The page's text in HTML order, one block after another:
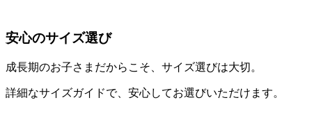
安心のサイズ選び
成長期のお子さまだからこそ、サイズ選びは大切。
詳細なサイズガイドで、安心してお選びいただけます。